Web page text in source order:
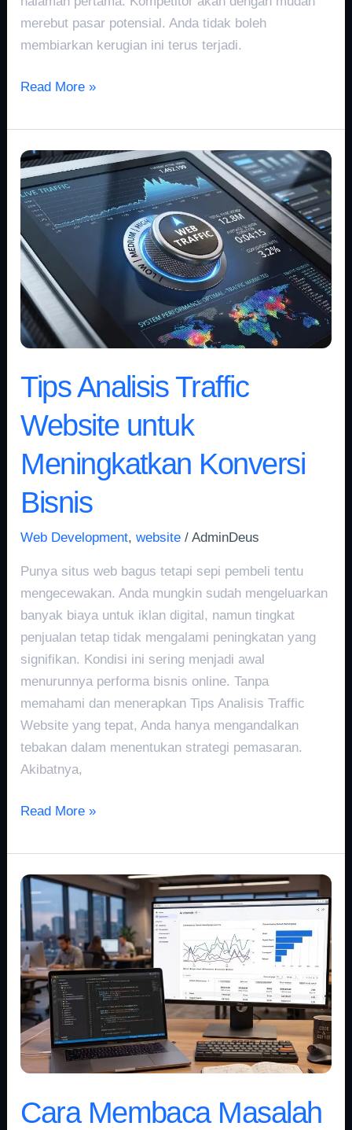
merebut pasar potensial. Anda tidak boleh
membiarkan kerugian ini terus terjadi.
Read More »
Tips Analisis Traffic
Website untuk
Meningkatkan Konversi
Bisnis
Web Development,website /AdminDeus
Punya situs web bagus tetapi sepi pembeli tentu
mengecewakan. Anda mungkin sudah mengeluarkan
banyak biaya untuk iklan digital, namun tingkat
penjualan tetap tidak mengalami peningkatan yang
signifikan. Kondisi ini sering menjadi awal
menurunnya performa bisnis online. Tanpa
memahami dan menerapkan Tips Analisis Traffic
Website yang tepat, Anda hanya mengandalkan
tebakan dalam menentukan strategi pemasaran.
Akibatnya,
Tips
Analisis
Traffic
Website
untuk
Meningkatkan
Konversi
Bisnis
Read More »
Cara Membaca Masalah
Cara
Membaca
Masalah
Website
dari
Performa
dan
Traffic